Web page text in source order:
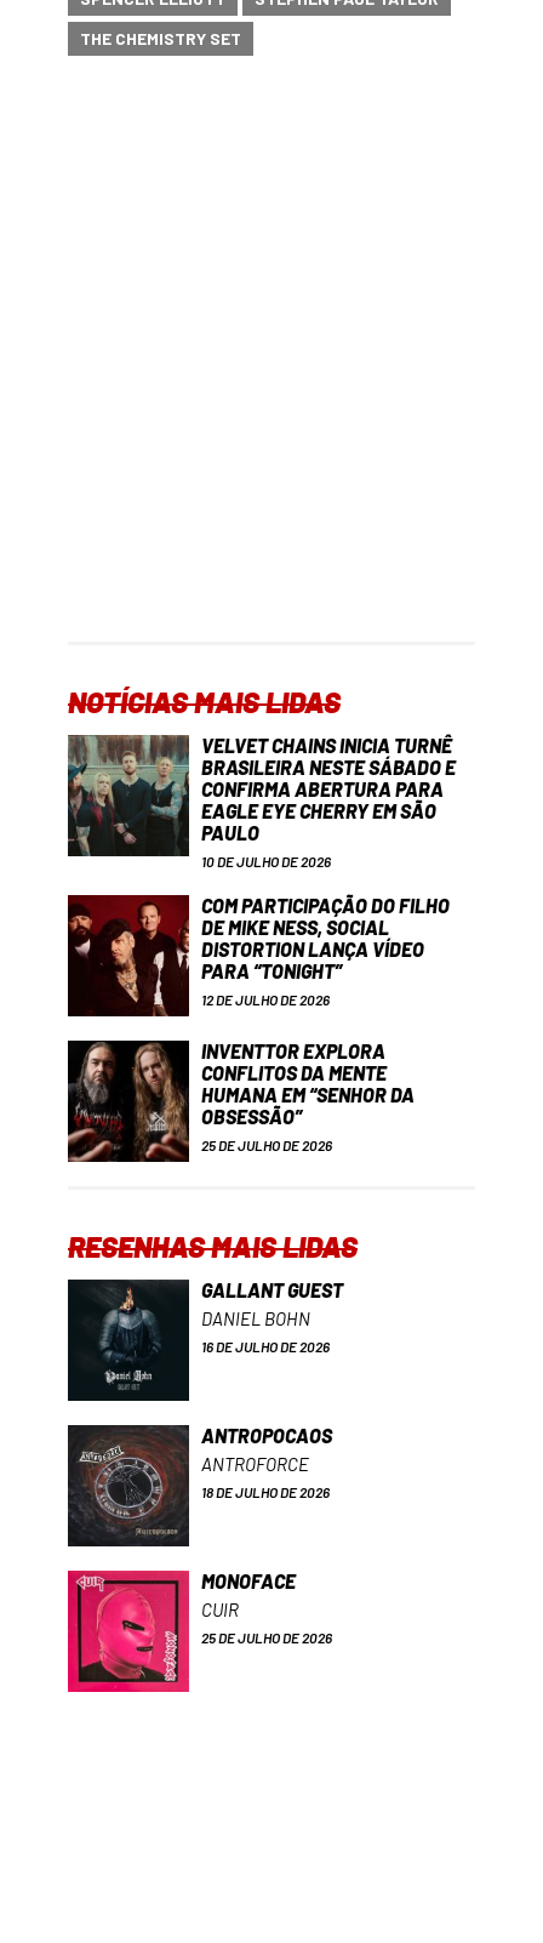
THE CHEMISTRY SET
NOTÍCIAS MAIS LIDAS
VELVET CHAINS INICIA TURNÊ
BRASILEIRA NESTE SÁBADO E
CONFIRMA ABERTURA PARA
EAGLE EYE CHERRY EM SÃO
PAULO
10 DE JULHO DE 2026
COM PARTICIPAÇÃO DO FILHO
DE MIKE NESS, SOCIAL
DISTORTION LANÇA VÍDEO
PARA “TONIGHT”
12 DE JULHO DE 2026
INVENTTOR EXPLORA
CONFLITOS DA MENTE
HUMANA EM “SENHOR DA
OBSESSÃO”
25 DE JULHO DE 2026
RESENHAS MAIS LIDAS
GALLANT GUEST
DANIEL BOHN
16 DE JULHO DE 2026
ANTROPOCAOS
ANTROFORCE
18 DE JULHO DE 2026
MONOFACE
CUIR
25 DE JULHO DE 2026